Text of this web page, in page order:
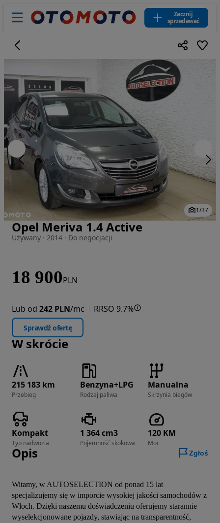
Zacznij
sprzedawać
Zdjęcie 1 z 37
1/37
Opel Meriva 1.4 Active
Używany · 2014 · Do negocjacji
18 900PLN
Lub od 242 PLN/mc RRSO 9.7%
Sprawdź ofertę
W skrócie
215 183 km
Przebieg
Benzyna+LPG
Rodzaj paliwa
Manualna
Skrzynia biegów
Kompakt
Typ nadwozia
1 364 cm3
Pojemność skokowa
120 KM
Moc
Opis Zgłoś
Witamy, w AUTOSELECTION od ponad 15 lat
specjalizujemy się w imporcie wysokiej jakości samochodów z
Włoch. Dzięki naszemu doświadczeniu oferujemy starannie
wyselekcjonowane pojazdy, stawiając na transparentność,